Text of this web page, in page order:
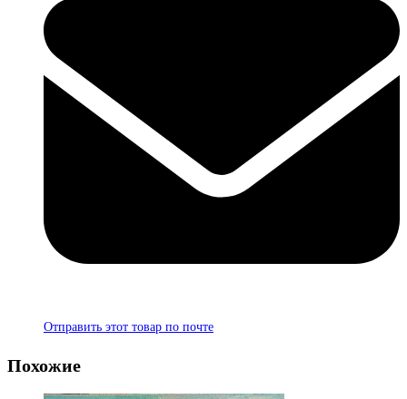
Отправить этот товар по почте
Похожие